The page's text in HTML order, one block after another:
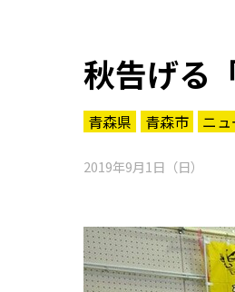
秋告げる
青森県 青森市 ニ
2019年9月1日（日）